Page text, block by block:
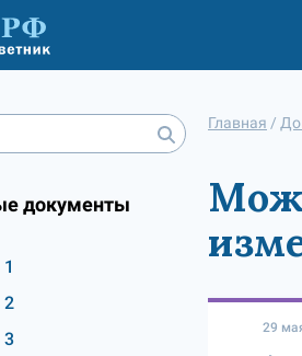
документы
2
3
Главная /
29